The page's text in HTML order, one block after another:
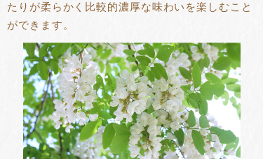
たりが柔らかく比較的濃厚な味わいを楽しむこと
ができます。